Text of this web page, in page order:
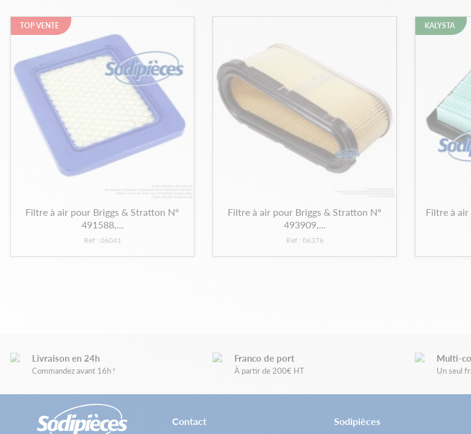
Filtre à air pour Briggs & Stratton N°
491588,...
Réf : 06041
TOP VENTE
Filtre à air pour Briggs & Stratton N°
493909,...
Réf : 06376
Filtre à
KALYSTA
Livraison en 24h
Commandez avant 16h !
Franco de port
À partir de 200€ HT
Multi-
Un seul
Contact Sodipièces